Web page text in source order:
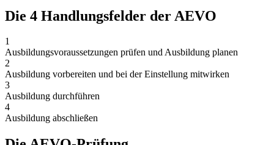
Die 4 Handlungsfelder der AEVO
1
Ausbildungsvoraussetzungen prüfen und Ausbildung planen
2
Ausbildung vorbereiten und bei der Einstellung mitwirken
3
Ausbildung durchführen
4
Ausbildung abschließen